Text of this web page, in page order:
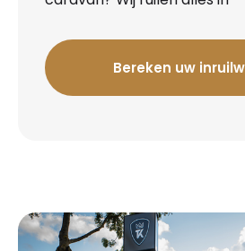
Bereken uw